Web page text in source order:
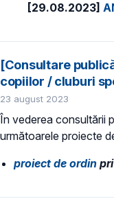
[29.08.2023]
[Consultare
copiilor / cluburi
23 august 2023
În vederea consultării
următoarele proiecte
proiect de ordin